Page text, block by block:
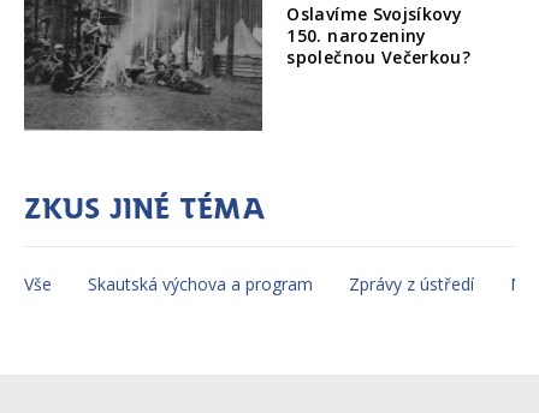
Oslavíme Svojsíkovy
150. narozeniny
společnou Večerkou?
Zkus jiné téma
Vše Skautská výchova a program Zprávy z ústředí